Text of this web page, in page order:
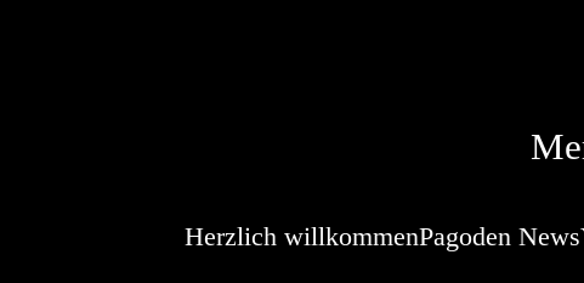
Herzlich willkommenPagoden News